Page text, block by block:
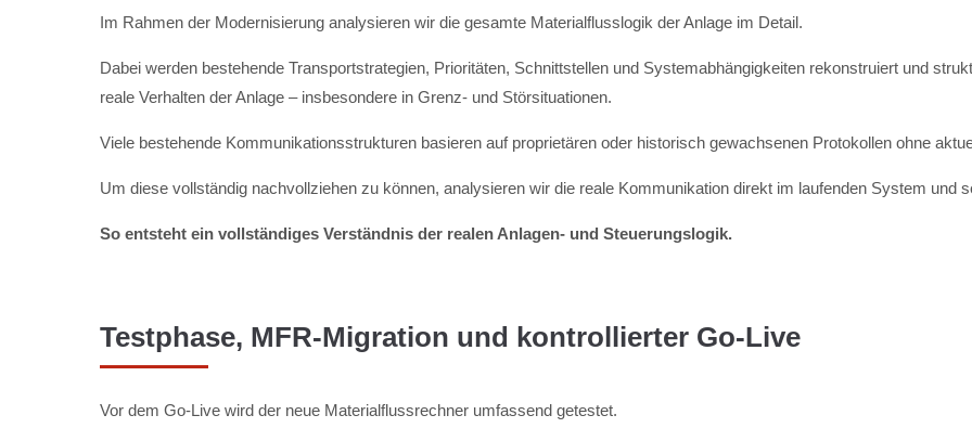
Im Rahmen der Modernisierung analysieren wir die gesamte Materialflusslogik der Anlage im Detail.
Dabei werden bestehende Transportstrategien, Prioritäten, Schnittstellen und Systemabhängigkeiten rekonstruiert und
reale Verhalten der Anlage – insbesondere in Grenz- und Störsituationen.
Viele bestehende Kommunikationsstrukturen basieren auf proprietären oder historisch gewachsenen Protokollen ohne
Um diese vollständig nachvollziehen zu können, analysieren wir die reale Kommunikation direkt im laufenden System und
So entsteht ein vollständiges Verständnis der realen Anlagen- und Steuerungslogik.
Testphase, MFR-Migration und kontrollierter Go-Live
Vor dem Go-Live wird der neue Materialflussrechner umfassend getestet.